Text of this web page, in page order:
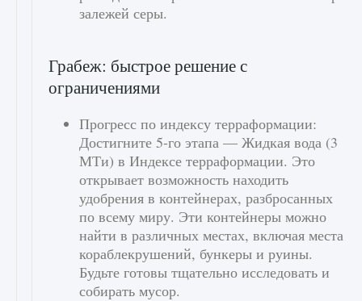
залежей серы.
Грабеж: быстрое решение с
ограничениями
Прогресс по индексу терраформации:
Достигните 5-го этапа — Жидкая вода (3
МТи) в Индексе терраформации. Это
открывает возможность находить
удобрения в контейнерах, разбросанных
по всему миру. Эти контейнеры можно
найти в различных местах, включая места
кораблекрушений, бункеры и руины.
Будьте готовы тщательно исследовать и
собирать мусор.